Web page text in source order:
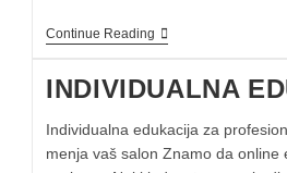
Continue Reading
INDIVIDUALNA
Individualna edukacija za
menja vaš salon Znamo da online